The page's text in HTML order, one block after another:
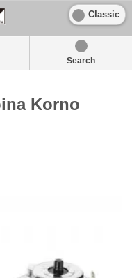
Classic
Search
Korno